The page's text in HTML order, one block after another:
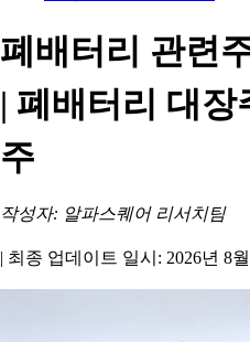
폐배터리 관련
| 폐배터리 대
주
작성자: 알파스퀘어 리서치팀
| 최종 업데이트 일시: 2026년 8